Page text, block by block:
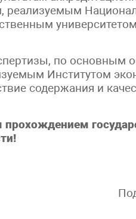
реализуемым
по основным
Институтом
содержания и